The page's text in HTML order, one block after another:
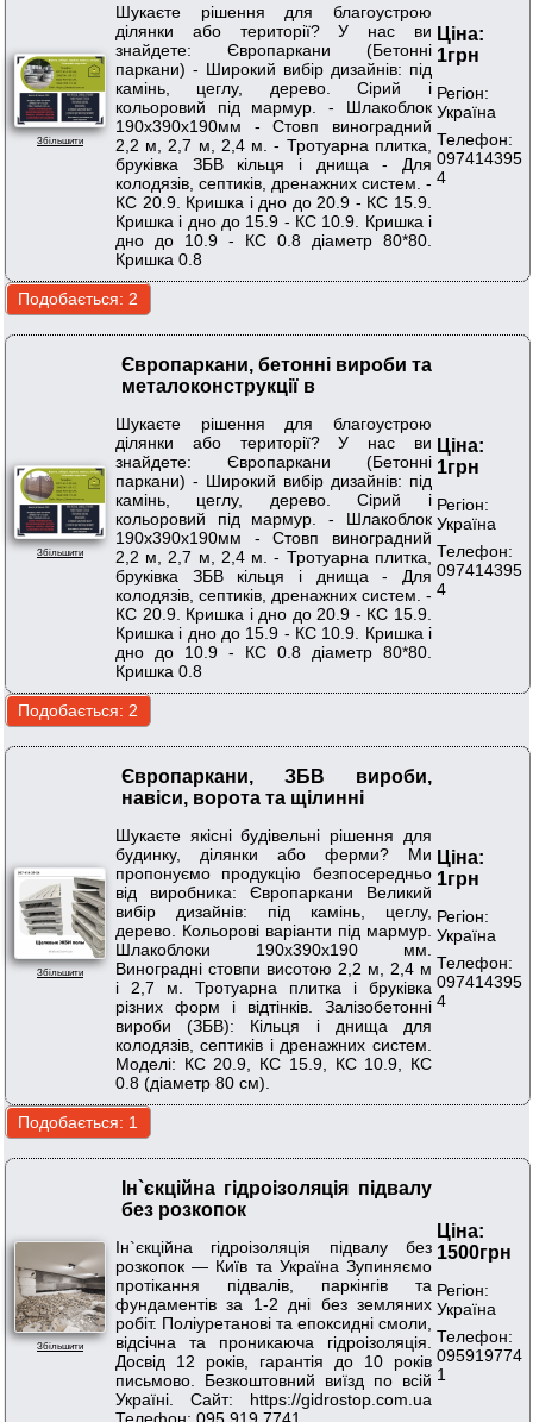
Збільшити
Шукаєте рішення для благоустрою
ділянки або території? У нас ви
знайдете: Європаркани (Бетонні
паркани) - Широкий вибір дизайнів: під
камінь, цеглу, дерево. Сірий і
кольоровий під мармур. - Шлакоблок
190х390х190мм - Стовп виноградний
2,2 м, 2,7 м, 2,4 м. - Тротуарна плитка,
бруківка ЗБВ кільця і днища - Для
колодязів, септиків, дренажних систем. -
КС 20.9. Кришка і дно до 20.9 - КС 15.9.
Кришка і дно до 15.9 - КС 10.9. Кришка і
дно до 10.9 - КС 0.8 діаметр 80*80.
Кришка 0.8
Ціна:
1грн
Регіон:
Україна
Телефон:
097414395
4
Збільшити
Європаркани, бетонні вироби та
металоконструкції в
Шукаєте рішення для благоустрою
ділянки або території? У нас ви
знайдете: Європаркани (Бетонні
паркани) - Широкий вибір дизайнів: під
камінь, цеглу, дерево. Сірий і
кольоровий під мармур. - Шлакоблок
190х390х190мм - Стовп виноградний
2,2 м, 2,7 м, 2,4 м. - Тротуарна плитка,
бруківка ЗБВ кільця і днища - Для
колодязів, септиків, дренажних систем. -
КС 20.9. Кришка і дно до 20.9 - КС 15.9.
Кришка і дно до 15.9 - КС 10.9. Кришка і
дно до 10.9 - КС 0.8 діаметр 80*80.
Кришка 0.8
Ціна:
1грн
Регіон:
Україна
Телефон:
097414395
4
Збільшити
Європаркани, ЗБВ вироби,
навіси, ворота та щілинні
Шукаєте якісні будівельні рішення для
будинку, ділянки або ферми? Ми
пропонуємо продукцію безпосередньо
від виробника: Європаркани Великий
вибір дизайнів: під камінь, цеглу,
дерево. Кольорові варіанти під мармур.
Шлакоблоки 190х390х190 мм.
Виноградні стовпи висотою 2,2 м, 2,4 м
і 2,7 м. Тротуарна плитка і бруківка
різних форм і відтінків. Залізобетонні
вироби (ЗБВ): Кільця і днища для
колодязів, септиків і дренажних систем.
Моделі: КС 20.9, КС 15.9, КС 10.9, КС
0.8 (діаметр 80 см).
Ціна:
1грн
Регіон:
Україна
Телефон:
097414395
4
Збільшити
Ін`єкційна гідроізоляція підвалу
без розкопок
Ін`єкційна гідроізоляція підвалу без
розкопок — Київ та Україна Зупиняємо
протікання підвалів, паркінгів та
фундаментів за 1-2 дні без земляних
робіт. Поліуретанові та епоксидні смоли,
відсічна та проникаюча гідроізоляція.
Досвід 12 років, гарантія до 10 років
письмово. Безкоштовний виїзд по всій
Україні. Сайт: https://gidrostop.com.ua
Телефон: 095 919 7741
Ціна:
1500грн
Регіон:
Україна
Телефон:
095919774
1